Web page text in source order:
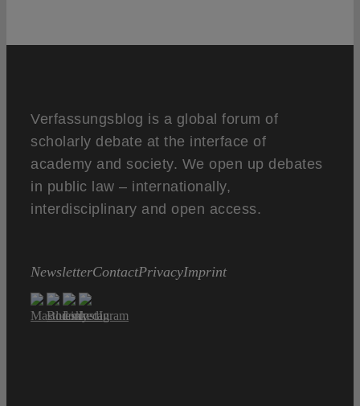
Verfassungsblog is a global forum of
scholarly debate at the interface of
academy and society. We open up debates
in public law – internationally,
interdisciplinary and open access.
NewsletterContactPrivacyImprint